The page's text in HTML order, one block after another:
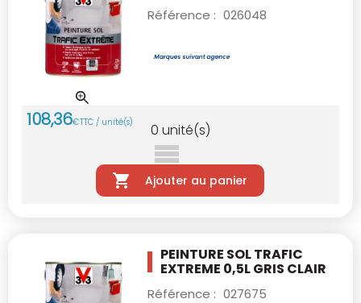
Référence : 026048
108,36€TTC / unité(s) 0 unité(s)
Ajouter au panier
PEINTURE SOL TRAFIC
EXTREME 0,5L GRIS CLAIR
Référence : 027675